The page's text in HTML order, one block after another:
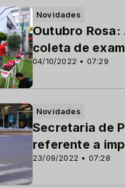
Novidades
04/10/2022 • 07:29
Outubro
coleta de
Novidades
23/09/2022 • 07:28
Secretaria de
referente a